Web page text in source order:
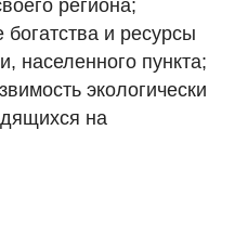
региона;
и ресурсы
населенного пункта;
экологически
на